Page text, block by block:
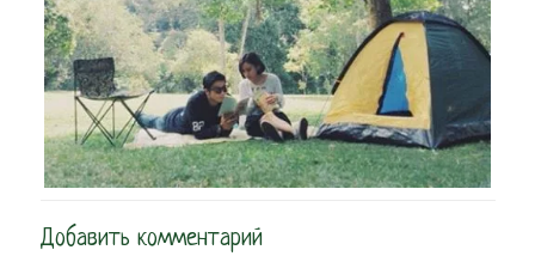
Добавить комментарий